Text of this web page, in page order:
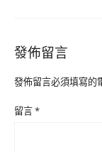
發佈留言
發佈留言必須填寫的
留言*